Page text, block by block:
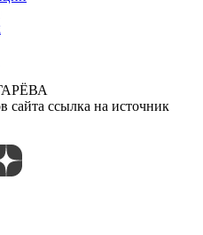
сайта ссылка на источник